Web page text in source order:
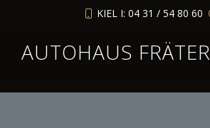
KIEL I: 04 31 / 54 80 60
AUTOHAUS FRÄTER